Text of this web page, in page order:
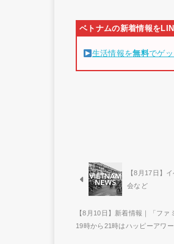
生活情報を無料でゲ
【8月17日】
会など
【8月10日】新着情報｜「フ
19時から21時はハッピーアワ